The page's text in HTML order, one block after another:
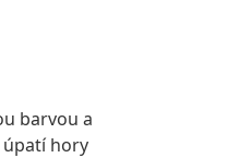
barvou a
úpatí hory